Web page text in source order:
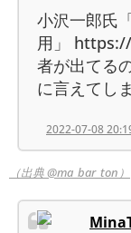
小沢一郎氏
用」
者が出てる
に言えてし
2022-07-08
（出典 @ma_bar_ton）